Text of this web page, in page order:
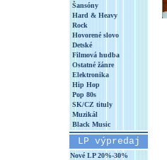
Šansóny
Hard & Heavy
Rock
Hovorené slovo
Detské
Filmová hudba
Ostatné žánre
Elektronika
Hip Hop
Pop 80s
SK/CZ tituly
Muzikál
Black Music
LP výpredaj
Nové LP 20%-30%